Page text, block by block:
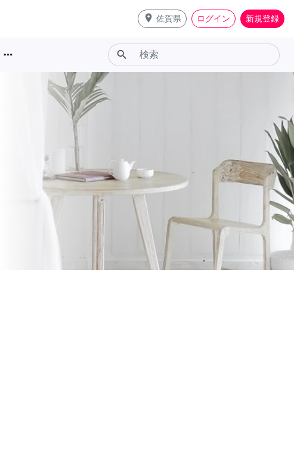
place 佐賀県 ログイン 新規登録
more_horiz search